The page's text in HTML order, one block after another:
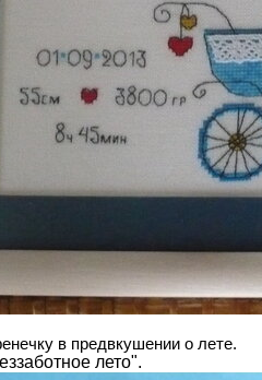
в предвкушении о лете.
лето".